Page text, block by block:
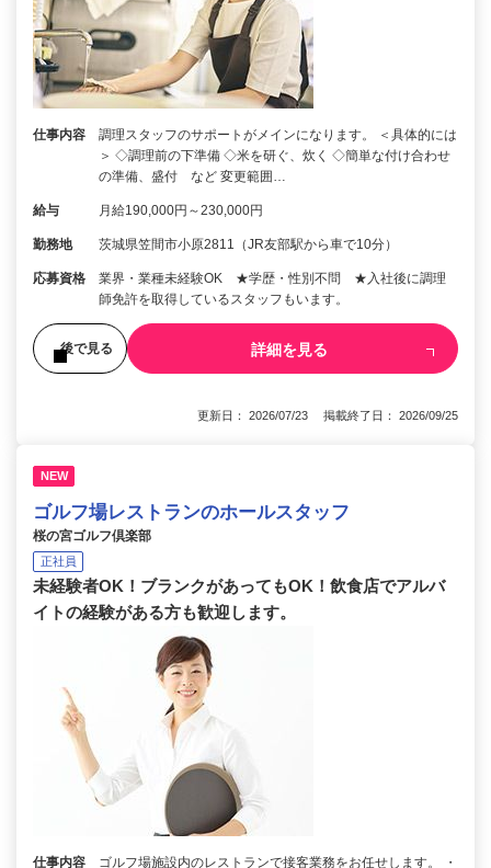
仕事内容
調理スタッフのサポートがメインになります。 ＜具体的には
＞ ◇調理前の下準備 ◇米を研ぐ、炊く ◇簡単な付け合わせ
の準備、盛付 など 変更範囲…
給与 月給190,000円～230,000円
勤務地 茨城県笠間市小原2811（JR友部駅から車で10分）
応募資格
業界・業種未経験OK ★学歴・性別不問 ★入社後に調理
師免許を取得しているスタッフもいます。
後で見る 詳細を見る
更新日： 2026/07/23 掲載終了日： 2026/09/25
NEW
ゴルフ場レストランのホールスタッフ
桜の宮ゴルフ倶楽部
正社員
未経験者OK！ブランクがあってもOK！飲食店でアルバ
イトの経験がある方も歓迎します。
仕事内容
ゴルフ場施設内のレストランで接客業務をお任せします。 ・